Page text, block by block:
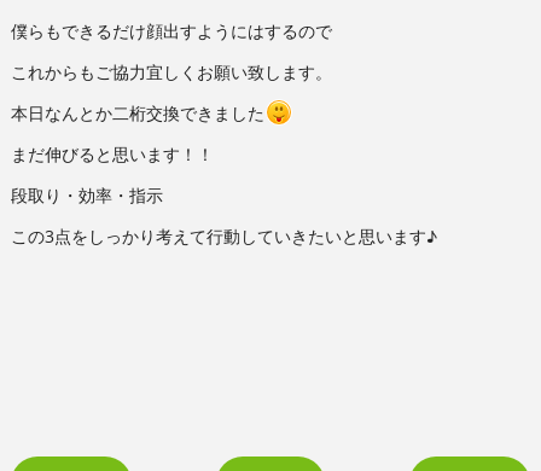
僕らもできるだけ顔出すようにはするので
これからもご協力宜しくお願い致します。
本日なんとか二桁交換できました
まだ伸びると思います！！
段取り・効率・指示
この3点をしっかり考えて行動していきたいと思います♪